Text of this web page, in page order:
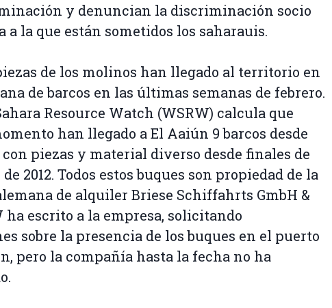
y denuncian la discriminación socio
a la que están sometidos los saharauis.
de los molinos han llegado al territorio en
de barcos en las últimas semanas de febrero.
Resource Watch (WSRW) calcula que
han llegado a El Aaiún 9 barcos desde
piezas y material diverso desde finales de
2012. Todos estos buques son propiedad de la
de alquiler Briese Schiffahrts GmbH &
ha escrito a la empresa, solicitando
sobre la presencia de los buques en el puerto
pero la compañía hasta la fecha no ha